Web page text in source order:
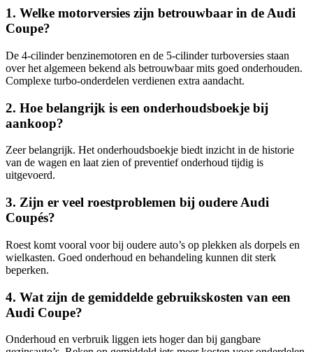
1. Welke motorversies zijn betrouwbaar in de Audi
Coupe?
De 4-cilinder benzinemotoren en de 5-cilinder turboversies staan
over het algemeen bekend als betrouwbaar mits goed onderhouden.
Complexe turbo-onderdelen verdienen extra aandacht.
2. Hoe belangrijk is een onderhoudsboekje bij
aankoop?
Zeer belangrijk. Het onderhoudsboekje biedt inzicht in de historie
van de wagen en laat zien of preventief onderhoud tijdig is
uitgevoerd.
3. Zijn er veel roestproblemen bij oudere Audi
Coupés?
Roest komt vooral voor bij oudere auto’s op plekken als dorpels en
wielkasten. Goed onderhoud en behandeling kunnen dit sterk
beperken.
4. Wat zijn de gemiddelde gebruikskosten van een
Audi Coupe?
Onderhoud en verbruik liggen iets hoger dan bij gangbare